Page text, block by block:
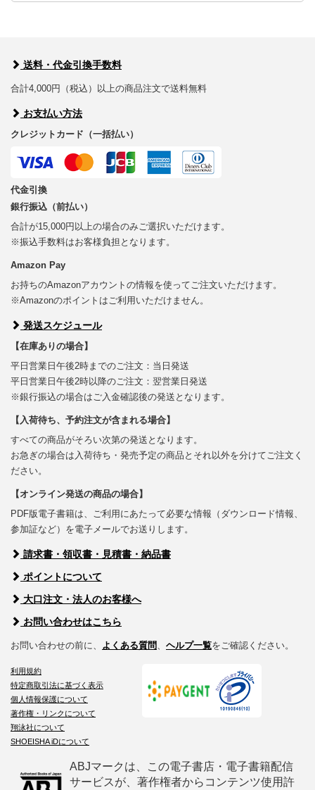
送料・代金引換手数料
合計4,000円（税込）以上の商品注文で送料無料
お支払い方法
クレジットカード（一括払い）
代金引換
銀行振込（前払い）
合計が15,000円以上の場合のみご選択いただけます。
※振込手数料はお客様負担となります。
Amazon Pay
お持ちのAmazonアカウントの情報を使ってご注文いただけます。
※Amazonのポイントはご利用いただけません。
発送スケジュール
【在庫ありの場合】
平日営業日午後2時までのご注文：当日発送
平日営業日午後2時以降のご注文：翌営業日発送
※銀行振込の場合はご入金確認後の発送となります。
【入荷待ち、予約注文が含まれる場合】
すべての商品がそろい次第の発送となります。
お急ぎの場合は入荷待ち・発売予定の商品とそれ以外を分けてご注文く
ださい。
【オンライン発送の商品の場合】
PDF版電子書籍は、ご利用にあたって必要な情報（ダウンロード情報、
参加証など）を電子メールでお送りします。
請求書・領収書・見積書・納品書
ポイントについて
大口注文・法人のお客様へ
お問い合わせはこちら
お問い合わせの前に、 よくある質問、 ヘルプ一覧をご確認ください。
利用規約
特定商取引法に基づく表示
個人情報保護について
著作権・リンクについて
翔泳社について
SHOEISHA iDについて
ABJマークは、この電子書店・電子書籍配信
サービスが、著作権者からコンテンツ使用許